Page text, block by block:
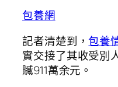
包養網
記者清楚到，包養
實交接了其收受別
贓911萬余元。